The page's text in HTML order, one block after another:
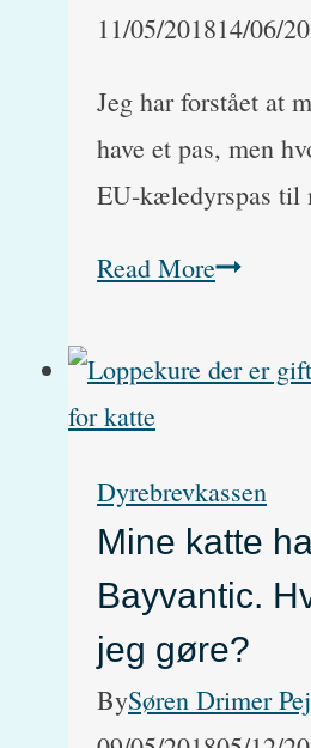
11/05/201814/06/
Jeg har forstået at
have et pas, men
EU-kæledyrspas
Read MoreHvor
man
til
sin
hund?
Dyrebrevkassen
Mine katte
Bayvantic.
jeg gøre?
BySøren Drimer